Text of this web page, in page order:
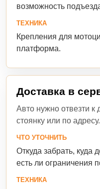
возможность
ТЕХНИКА
Крепления для
платформа.
Доставка в
Авто нужно отвезти к
стоянку или по адресу.
ЧТО УТОЧНИТЬ
Откуда забрать, куда
есть ли ограничения
ТЕХНИКА